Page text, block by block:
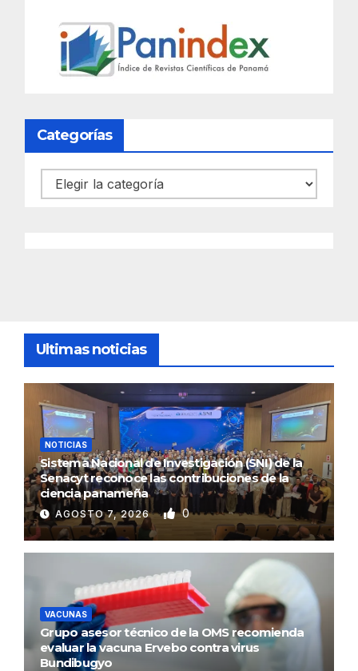
Categorías
Categorías
Ultimas noticias
NOTICIAS
Sistema Nacional de Investigación (SNI) de la
Senacyt reconoce las contribuciones de la
ciencia panameña
AGOSTO 7, 2026 0
VACUNAS
Grupo asesor técnico de la OMS recomienda
evaluar la vacuna Ervebo contra virus
Bundibugyo